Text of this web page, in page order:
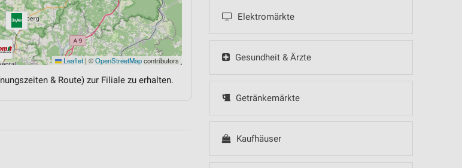
Elektromärkte
Gesundheit & Ärzte
Getränkemärkte
Kaufhäuser
Leaflet | ©OpenStreetMapcontributors
& Route) zur Filiale zu erhalten.